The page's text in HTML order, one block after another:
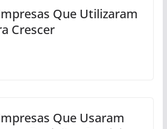
Que Utilizaram
Crescer
Que Usaram